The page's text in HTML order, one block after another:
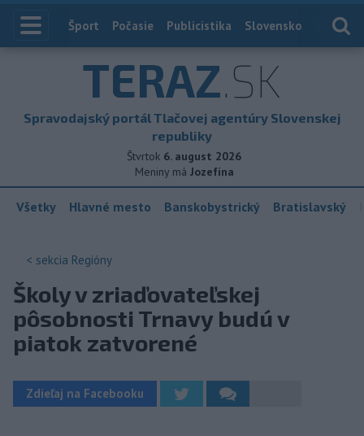
Index
Šport Počasie Publicistika Slovensko
TERAZ.SK
Spravodajský portál Tlačovej agentúry Slovenskej
republiky
Štvrtok 6. august 2026
Meniny má Jozefína
Všetky Hlavné mesto Banskobystrický Bratislavský
< sekcia Regióny
Školy v zriaďovateľskej
pôsobnosti Trnavy budú v
piatok zatvorené
Zdieľaj na Facebooku